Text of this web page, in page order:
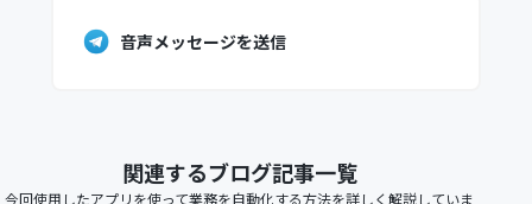
音声メッセージを送信
関連するブログ記事一覧
今回使用したアプリを使って業務を自動化する方法を詳しく解説していま